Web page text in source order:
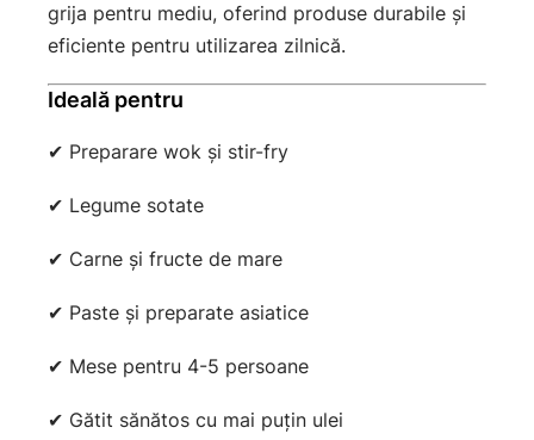
grija pentru mediu, oferind produse durabile și
eficiente pentru utilizarea zilnică.
Ideală pentru
✔ Preparare wok și stir-fry
✔ Legume sotate
✔ Carne și fructe de mare
✔ Paste și preparate asiatice
✔ Mese pentru 4-5 persoane
✔ Gătit sănătos cu mai puțin ulei